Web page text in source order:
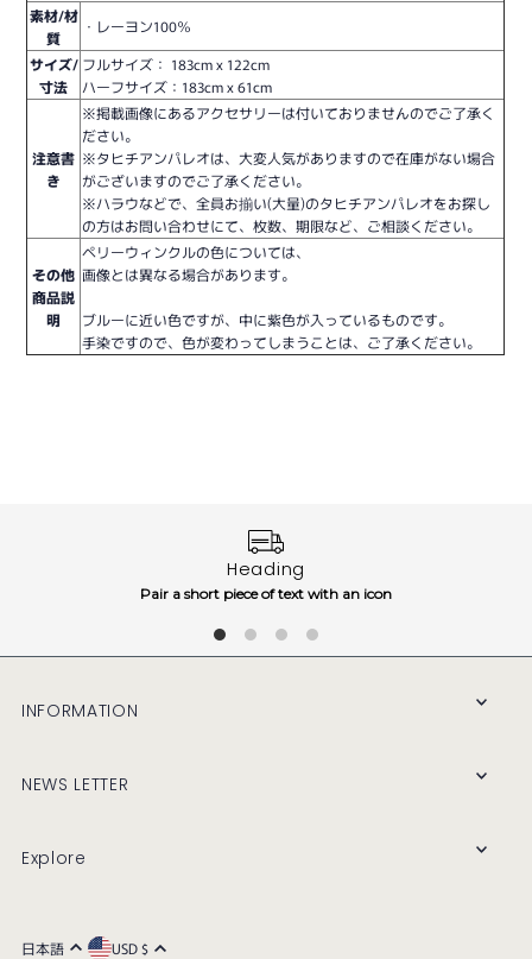
素材/材
質
・レーヨン100％
サイズ/
寸法
フルサイズ： 183cm x 122cm
ハーフサイズ： 183cm x 61cm
注意書
き
※掲載画像にあるアクセサリーは付いておりませんのでご了承く
ださい。
※タヒチアンパレオは、大変人気がありますので在庫がない場合
がございますのでご了承ください。
※ハラウなどで、全員お揃い(大量)のタヒチアンパレオをお探し
の方はお問い合わせにて、枚数、期限など、ご相談ください。
その他
商品説
明
ペリーウィンクルの色については、
画像とは異なる場合があります。
ブルーに近い色ですが、中に紫色が入っているものです。
手染ですので、色が変わってしまうことは、ご了承ください。
Heading
Pair a short piece of text with an icon
INFORMATION
NEWS LETTER
Explore
日本語 USD $